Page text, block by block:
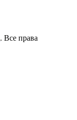
. Все права